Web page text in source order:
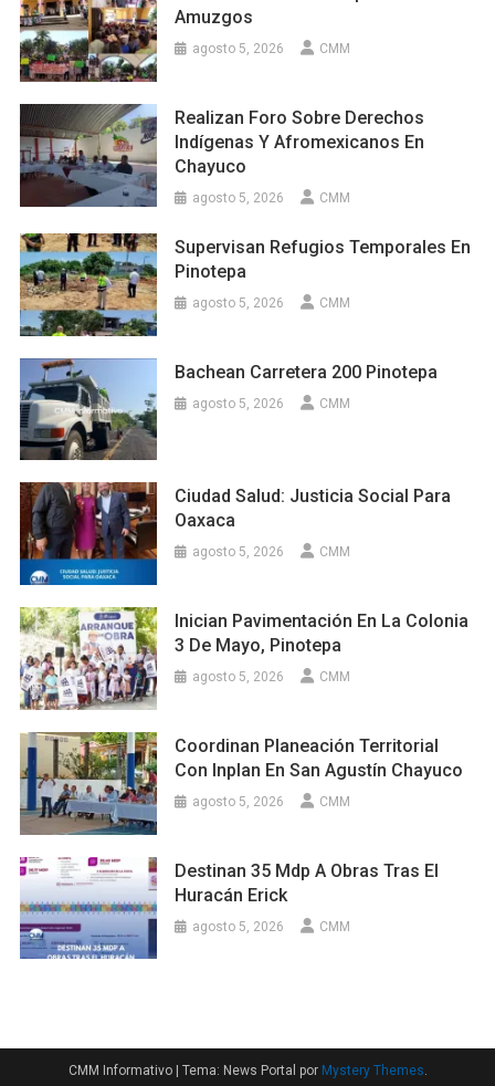
Amuzgos
agosto 5, 2026 CMM
Realizan Foro Sobre Derechos
Indígenas Y Afromexicanos En
Chayuco
agosto 5, 2026 CMM
Supervisan Refugios Temporales En
Pinotepa
agosto 5, 2026 CMM
Bachean Carretera 200 Pinotepa
agosto 5, 2026 CMM
Ciudad Salud: Justicia Social Para
Oaxaca
agosto 5, 2026 CMM
Inician Pavimentación En La Colonia
3 De Mayo, Pinotepa
agosto 5, 2026 CMM
Coordinan Planeación Territorial
Con Inplan En San Agustín Chayuco
agosto 5, 2026 CMM
Destinan 35 Mdp A Obras Tras El
Huracán Erick
agosto 5, 2026 CMM
CMM Informativo Tema: News Portal por Mystery Themes.